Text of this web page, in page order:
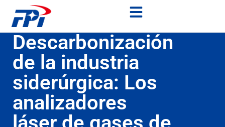
Descarbonización
de la industria
siderúrgica: Los
analizadores